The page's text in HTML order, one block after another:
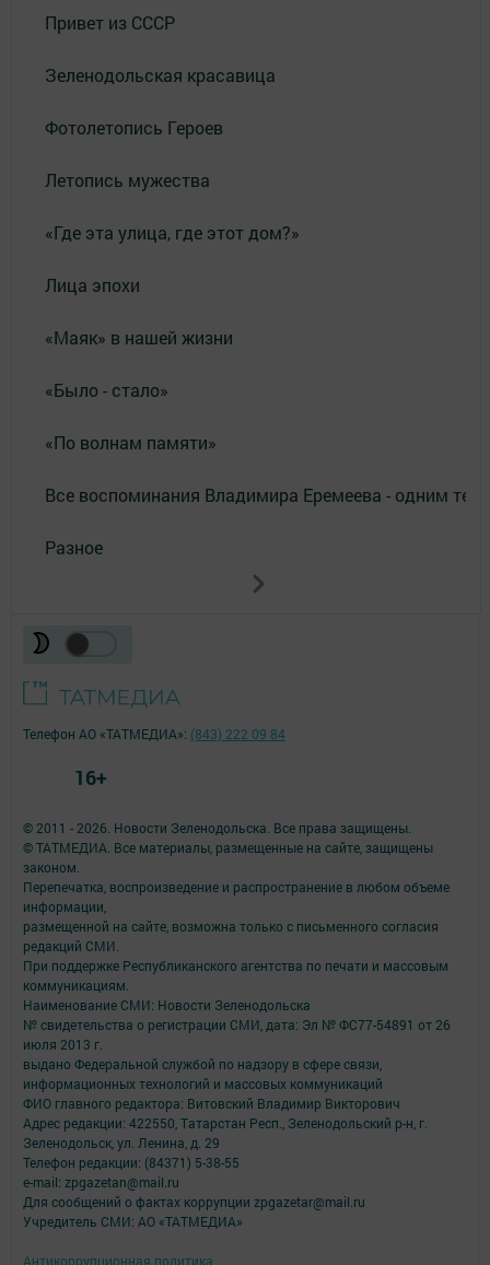
Привет из СССР
Зеленодольская красавица
Фотолетопись Героев
Летопись мужества
«Где эта улица, где этот дом?»
Лица эпохи
«Маяк» в нашей жизни
«Было - стало»
«По волнам памяти»
Все воспоминания Владимира Еремеева - одним
Разное
© 2011 - 2026. Новости Зеленодольска. Все права защищены.
© ТАТМЕДИА. Все материалы, размещенные на сайте, защищены
законом.
Перепечатка, воспроизведение и распространение в любом объеме
информации,
размещенной на сайте, возможна только с письменного согласия
редакций СМИ.
При поддержке Республиканского агентства по печати и массовым
коммуникациям.
Наименование СМИ: Новости Зеленодольска
№ свидетельства о регистрации СМИ, дата: Эл № ФС77-54891 от 26
июля 2013 г.
выдано Федеральной службой по надзору в сфере связи,
информационных технологий и массовых коммуникаций
ФИО главного редактора: Витовский Владимир Викторович
Адрес редакции: 422550, Татарстан Респ., Зеленодольский р-н, г.
Зеленодольск, ул. Ленина, д. 29
Телефон редакции: (84371) 5-38-55
e-mail: zpgazetan@mail.ru
Для сообщений о фактах коррупции zpgazetar@mail.ru
Учредитель СМИ: АО «ТАТМЕДИА»
Антикоррупционная политика
Телефон АО «ТАТМЕДИА»: (843) 222 09 84
16+